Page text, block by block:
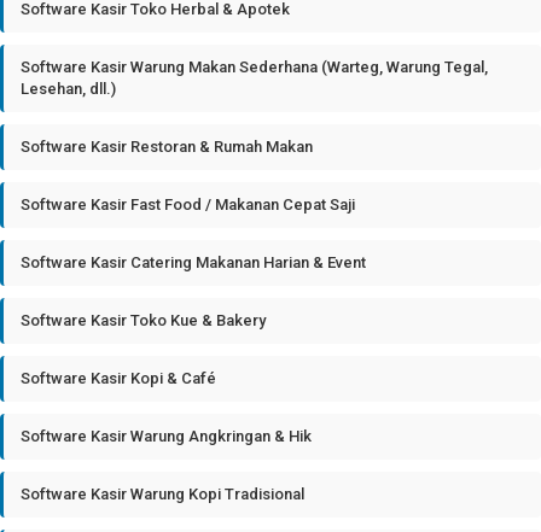
Software Kasir Toko Herbal & Apotek
Software Kasir Warung Makan Sederhana (Warteg, Warung Tegal,
Lesehan, dll.)
Software Kasir Restoran & Rumah Makan
Software Kasir Fast Food / Makanan Cepat Saji
Software Kasir Catering Makanan Harian & Event
Software Kasir Toko Kue & Bakery
Software Kasir Kopi & Café
Software Kasir Warung Angkringan & Hik
Software Kasir Warung Kopi Tradisional